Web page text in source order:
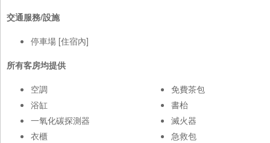
交通服務/設施
停車場 [住宿內]
所有客房均提供
空調
浴缸
一氧化碳探測器
衣櫃
免費茶包
書枱
滅火器
急救包